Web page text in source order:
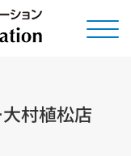
村植松店